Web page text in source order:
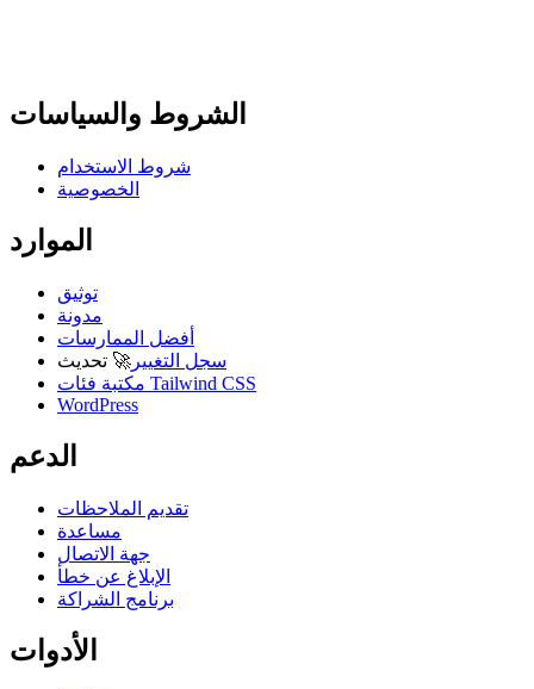
الشروط والسياسات
شروط الاستخدام
الخصوصية
الموارد
توثيق
مدونة
أفضل الممارسات
سجل التغيير 🚀 تحديث
مكتبة فئات Tailwind CSS
WordPress
الدعم
تقديم الملاحظات
مساعدة
جهة الاتصال
الإبلاغ عن خطأ
برنامج الشراكة
الأدوات